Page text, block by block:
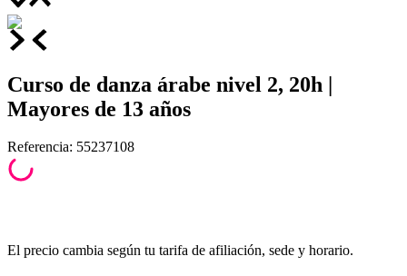
Curso de danza árabe nivel 2, 20h |
Mayores de 13 años
Referencia: 55237108
El precio cambia según tu tarifa de afiliación, sede y horario.